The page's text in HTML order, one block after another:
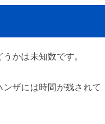
かは未知数です。
ザには時間が残されて